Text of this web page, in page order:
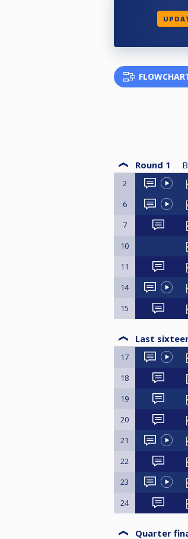
Round 1
2
6
7
10
11
14
15
Last
17
18
19
20
21
22
23
24
Quarter